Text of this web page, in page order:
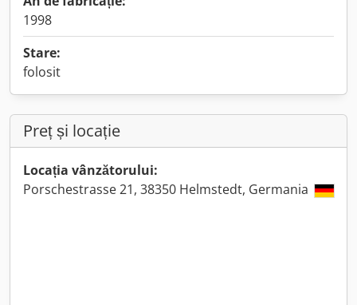
1998
Stare:
folosit
Preț și locație
Locația vânzătorului:
Porschestrasse 21, 38350 Helmstedt, Germania